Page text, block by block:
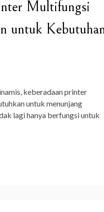
Multifungsi
untuk
keberadaan printer
untuk menunjang
lagi hanya berfungsi untuk